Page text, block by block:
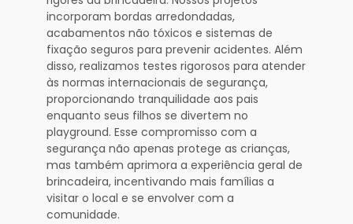
incorporam bordas arredondadas,
acabamentos não tóxicos e sistemas de
fixação seguros para prevenir acidentes. Além
disso, realizamos testes rigorosos para atender
às normas internacionais de segurança,
proporcionando tranquilidade aos pais
enquanto seus filhos se divertem no
playground. Esse compromisso com a
segurança não apenas protege as crianças,
mas também aprimora a experiência geral de
brincadeira, incentivando mais famílias a
visitar o local e se envolver com a
comunidade.